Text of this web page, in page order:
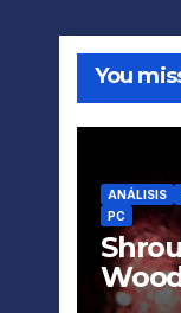
You
ANÁLISIS
PC